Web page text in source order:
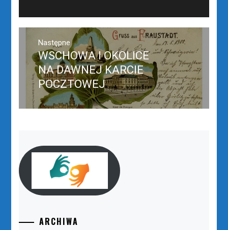
Następne
Następny
post:
WSCHOWA I OKOLICE
NA DAWNEJ KARCIE
POCZTOWEJ
ARCHIWA